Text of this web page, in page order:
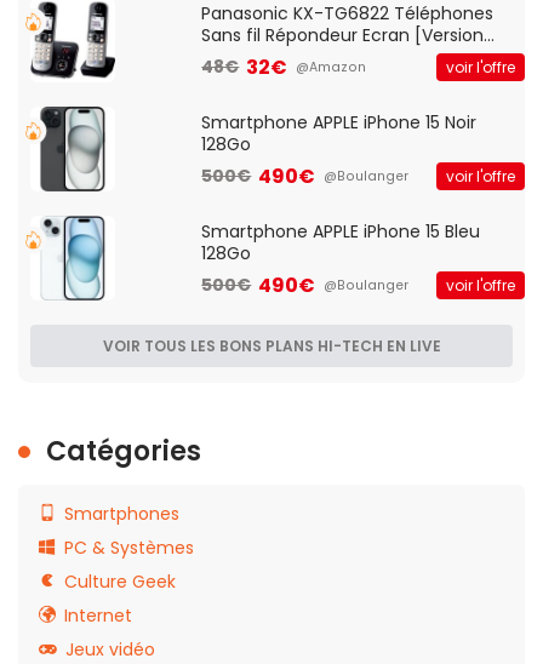
Panasonic KX-TG6822 Téléphones
Sans fil Répondeur Ecran [Version
Française]
48€ 32€ @Amazon voir l'offre
Smartphone APPLE iPhone 15 Noir
128Go
500€ 490€ @Boulanger voir l'offre
Smartphone APPLE iPhone 15 Bleu
128Go
500€ 490€ @Boulanger voir l'offre
VOIR TOUS LES BONS PLANS HI-TECH EN LIVE
Catégories
Smartphones
PC & Systèmes
Culture Geek
Internet
Jeux vidéo